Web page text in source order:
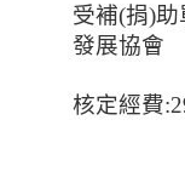
受補(捐)
發展協會
核定經費